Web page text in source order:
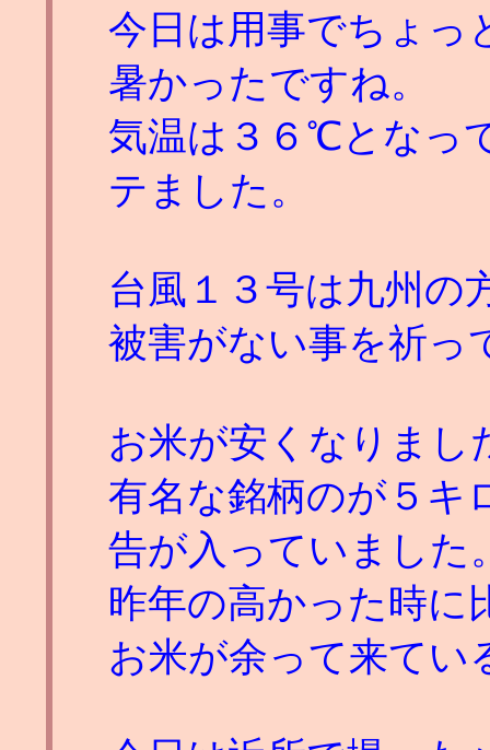
今日は用事でちょっ
暑かったですね。
気温は３６℃となっ
テました。
台風１３号は九州の
被害がない事を祈っ
お米が安くなりまし
有名な銘柄のが５キ
告が入っていました
昨年の高かった時に
お米が余って来てい